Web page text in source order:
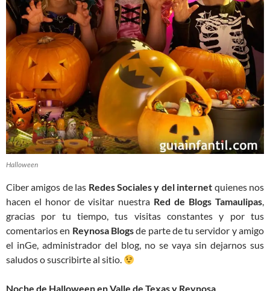
Halloween
Ciber amigos de las Redes Sociales y del internet quienes nos
hacen el honor de visitar nuestra Red de Blogs Tamaulipas,
gracias por tu tiempo, tus visitas constantes y por tus
comentarios en Reynosa Blogsde parte de tu servidor y amigo
el inGe, administrador del blog, no se vaya sin dejarnos sus
saludos o suscribirte al sitio.
Noche de Halloween en Valle de Texas y Reynosa